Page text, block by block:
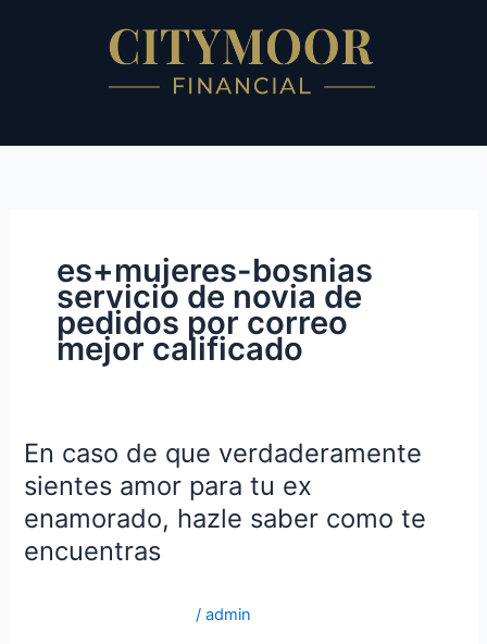
es+mujeres-bosnias
servicio de novia de
pedidos por correo
mejor calificado
En caso de que verdaderamente
sientes amor para tu ex
enamorado, hazle saber como te
encuentras
/admin
En
caso
de
que
verdaderamente